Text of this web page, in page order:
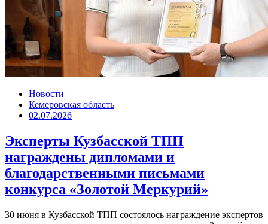
Новости
Кемеровская область
02.07.2026
Эксперты Кузбасской ТПП
награждены дипломами и
благодарственными письмами
конкурса «Золотой Меркурий»
30 июня в Кузбасской ТПП состоялось награждение экспертов